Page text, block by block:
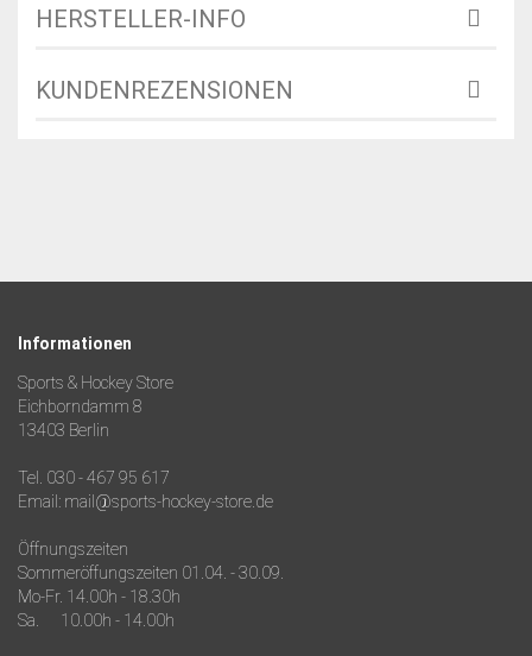
HERSTELLER-INFO
KUNDENREZENSIONEN
Informationen
Sports & Hockey Store
Eichborndamm 8
13403 Berlin
Tel. 030 - 467 95 617
Email: mail@sports-hockey-store.de
Öffnungszeiten
Sommeröffungszeiten 01.04. - 30.09.
Mo-Fr. 14.00h - 18.30h
Sa. 10.00h - 14.00h